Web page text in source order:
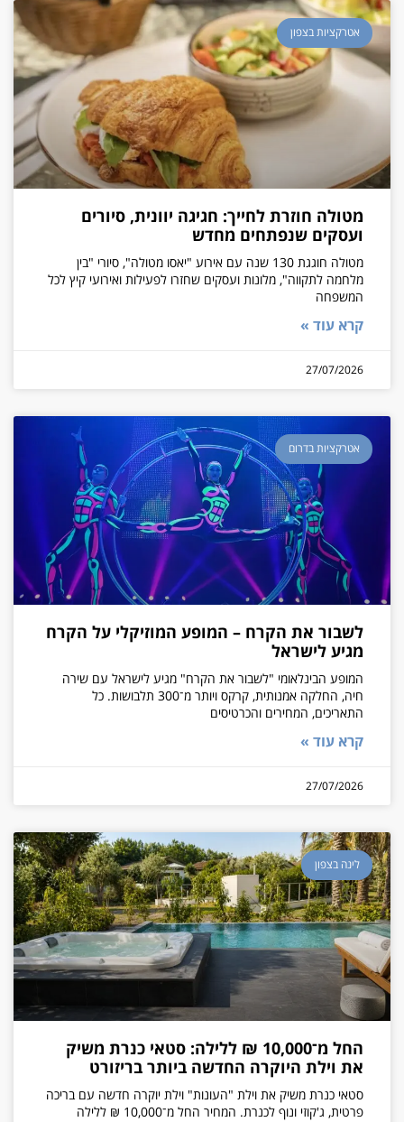
אטרקציות בצפון
מטולה חוזרת לחייך: חגיגה יוונית, סיורים
ועסקים שנפתחים מחדש
מטולה חוגגת 130 שנה עם אירוע "יאסו מטולה", סיורי "בין
מלחמה לתקווה", מלונות ועסקים שחזרו לפעילות ואירועי קיץ לכל
המשפחה
קרא עוד »
27/07/2026
אטרקציות בדרום
לשבור את הקרח – המופע המוזיקלי על הקרח
מגיע לישראל
המופע הבינלאומי "לשבור את הקרח" מגיע לישראל עם שירה
חיה, החלקה אמנותית, קרקס ויותר מ־300 תלבושות. כל
התאריכים, המחירים והכרטיסים
קרא עוד »
27/07/2026
לינה בצפון
החל מ־10,000 ₪ ללילה: סטאי כנרת משיק
את וילת היוקרה החדשה ביותר בריזורט
סטאי כנרת משיק את וילת "העונות" וילת יוקרה חדשה עם בריכה
פרטית, ג'קוזי ונוף לכנרת. המחיר החל מ־10,000 ₪ ללילה